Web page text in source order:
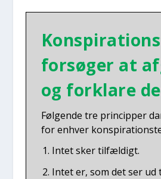
for­sø­ger at
og for­kla­re
Føl­gen­de tre prin­cip­per
for enhver
Intet sker til­fæl­digt.
Intet er, som det ser ud